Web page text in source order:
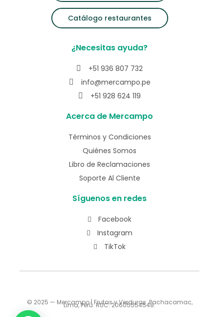
Catálogo restaurantes
¿Necesitas ayuda?
+51 936 807 732
info@mercampo.pe
+51 928 624 119
Acerca de Mercampo
Términos y Condiciones
Quiénes Somos
Libro de Reclamaciones
Soporte Al Cliente
Síguenos en redes
Facebook
Instagram
TikTok
© 2025 — Mercampo | Frutas y Verduras. Pachacamac,
Lima, Perú. RUC: 20605554548.